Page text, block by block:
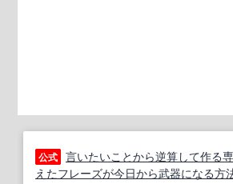
公式 言いたいことから逆算して作る
えたフレーズが今日から武器になる方